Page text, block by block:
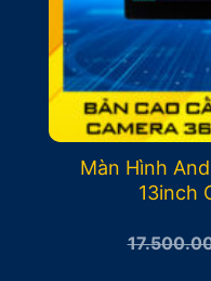
Màn Hình
13inch